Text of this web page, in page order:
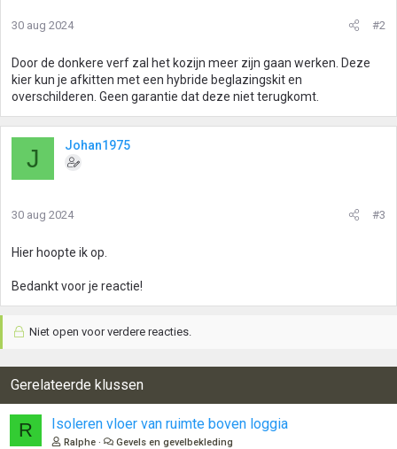
30 aug 2024 #2
Door de donkere verf zal het kozijn meer zijn gaan werken. Deze
kier kun je afkitten met een hybride beglazingskit en
overschilderen. Geen garantie dat deze niet terugkomt.
J Johan1975
30 aug 2024 #3
Hier hoopte ik op.
Bedankt voor je reactie!
Niet open voor verdere reacties.
Gerelateerde klussen
R Isoleren vloer van ruimte boven loggia
Ralphe Gevels en gevelbekleding